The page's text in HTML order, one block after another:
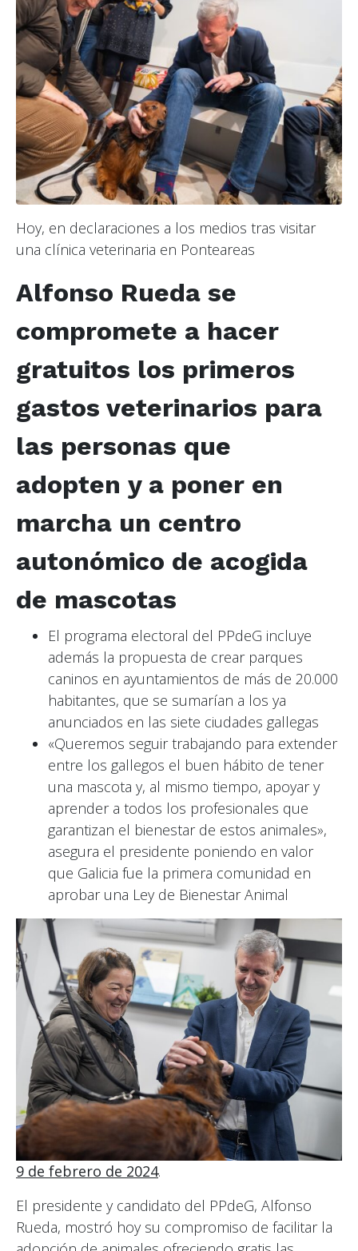
Hoy, en declaraciones a los medios tras visitar
una clínica veterinaria en Ponteareas
Alfonso Rueda se
compromete a hacer
gratuitos los primeros
gastos veterinarios para
las personas que
adopten y a poner en
marcha un centro
autonómico de acogida
de mascotas
El programa electoral del PPdeG incluye
además la propuesta de crear parques
caninos en ayuntamientos de más de 20.000
habitantes, que se sumarían a los ya
anunciados en las siete ciudades gallegas
«Queremos seguir trabajando para extender
entre los gallegos el buen hábito de tener
una mascota y, al mismo tiempo, apoyar y
aprender a todos los profesionales que
garantizan el bienestar de estos animales»,
asegura el presidente poniendo en valor
que Galicia fue la primera comunidad en
aprobar una Ley de Bienestar Animal
9 de febrero de 2024.
El presidente y candidato del PPdeG, Alfonso
Rueda, mostró hoy su compromiso de facilitar la